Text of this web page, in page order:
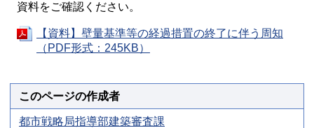
資料をご確認ください。
【資料】壁量基準等の経過措置の終了に伴う周知
（PDF形式：245KB）
このページの作成者
都市戦略局指導部建築審査課